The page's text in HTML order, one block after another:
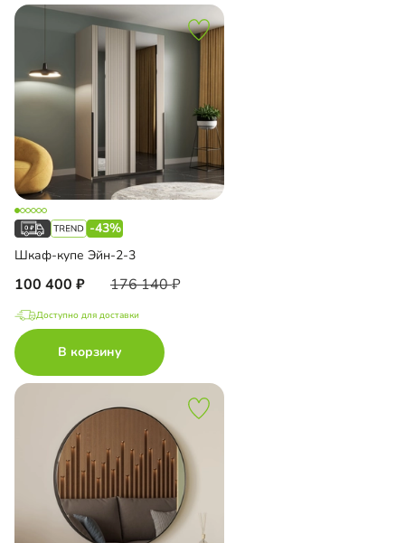
-43%
Шкаф-купе Эйн-2-3
100 400 176 140
Доступно для доставки
В корзину